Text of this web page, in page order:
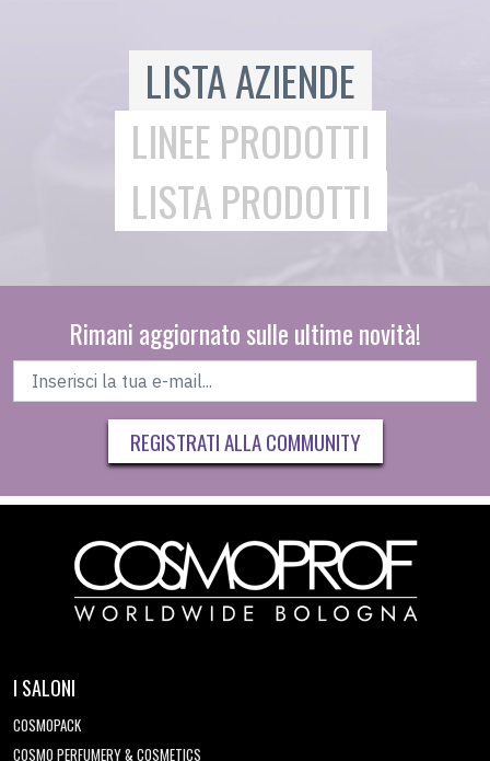
LISTA AZIENDE
LINEE PRODOTTI
LISTA PRODOTTI
Rimani aggiornato sulle ultime novità!
REGISTRATI ALLA COMMUNITY
I SALONI
COSMOPACK
COSMO PERFUMERY & COSMETICS